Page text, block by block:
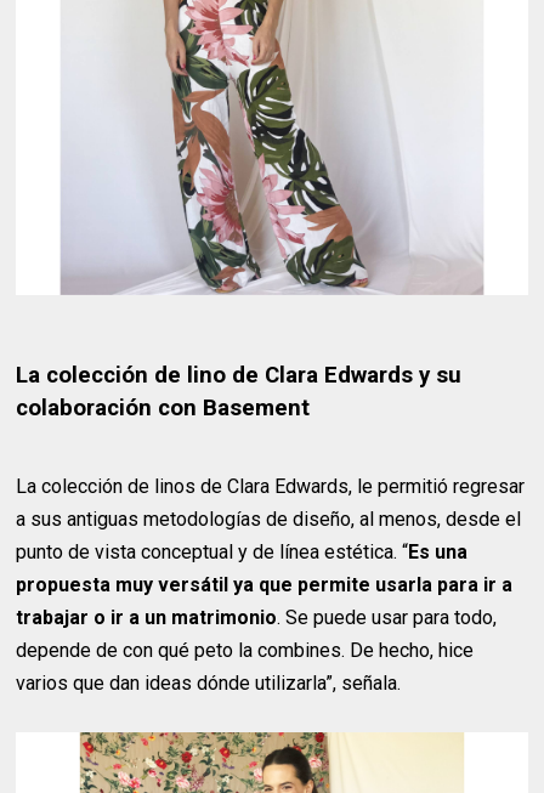
La colección de lino de Clara Edwards y su
colaboración con Basement
La colección de linos de Clara Edwards, le permitió regresar
a sus antiguas metodologías de diseño, al menos, desde el
punto de vista conceptual y de línea estética. “Es una
propuesta muy versátil ya que permite usarla para ir a
trabajar o ir a un matrimonio. Se puede usar para todo,
depende de con qué peto la combines. De hecho, hice
varios que dan ideas dónde utilizarla”, señala.